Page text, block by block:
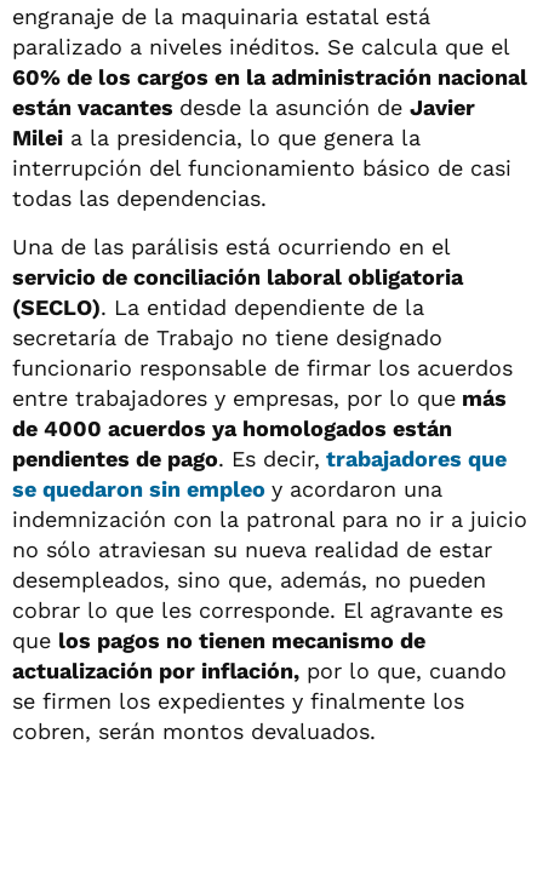
engranaje de la maquinaria estatal está
paralizado a niveles inéditos. Se calcula que el
60% de los cargos en la administración nacional
están vacantes desde la asunción de Javier
Milei a la presidencia, lo que genera la
interrupción del funcionamiento básico de casi
todas las dependencias.
Una de las parálisis está ocurriendo en el
servicio de conciliación laboral obligatoria
(SECLO). La entidad dependiente de la
secretaría de Trabajo no tiene designado
funcionario responsable de firmar los acuerdos
entre trabajadores y empresas, por lo que más
de 4000 acuerdos ya homologados están
pendientes de pago. Es decir, trabajadores que
se quedaron sin empleo y acordaron una
indemnización con la patronal para no ir a juicio
no sólo atraviesan su nueva realidad de estar
desempleados, sino que, además, no pueden
cobrar lo que les corresponde. El agravante es
que los pagos no tienen mecanismo de
actualización por inflación, por lo que, cuando
se firmen los expedientes y finalmente los
cobren, serán montos devaluados.